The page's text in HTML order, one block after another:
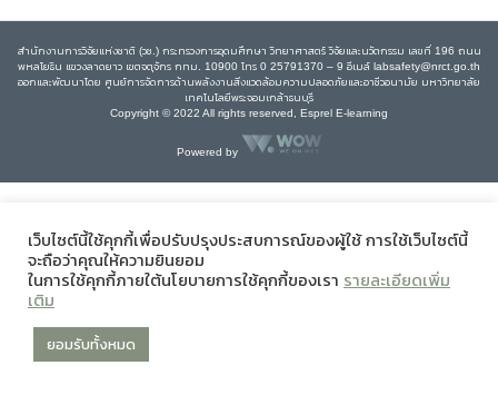
สำนักงานการวิจัยแห่งชาติ (วช.) กระทรวงการอุดมศึกษา วิทยาศาสตร์ วิจัยและนวัตกรรม เลขที่ 196 ถนน
พหลโยธิน แขวงลาดยาว เขตจตุจักร กทม. 10900 โทร 0 25791370 – 9 อีเมล์ labsafety@nrct.go.th
ออกและพัฒนาโดย ศูนย์การจัดการด้านพลังงานสิ่งแวดล้อมความปลอดภัยและอาชีวอนามัย มหาวิทยาลัย
เทคโนโลยีพระจอมเกล้าธนบุรี
Copyright © 2022 All rights reserved, Esprel E-learning
Powered by
เว็บไซต์นี้ใช้คุกกี้เพื่อปรับปรุงประสบการณ์ของผู้ใช้ การใช้เว็บไซต์นี้
จะถือว่าคุณให้ความยินยอม
ในการใช้คุกกี้ภายใต้นโยบายการใช้คุกกี้ของเรา รายละเอียดเพิ่ม
เติม
ยอมรับทั้งหมด